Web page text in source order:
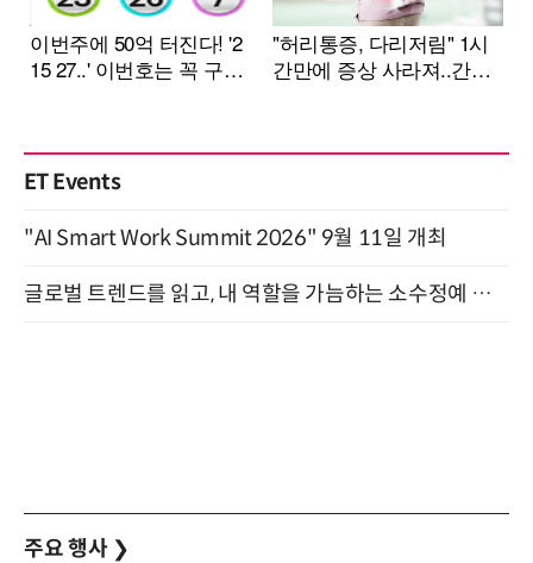
ET Events
"AI Smart Work Summit 2026" 9월 11일 개최
글로벌 트렌드를 읽고, 내 역할을 가늠하는 소수정예 실습 워크숍 (8/28)
주요 행사 ❯